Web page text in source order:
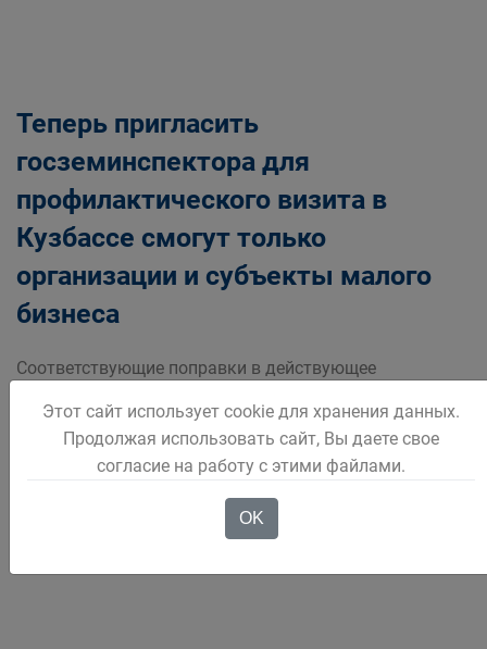
Теперь пригласить
госземинспектора для
профилактического визита в
Кузбассе смогут только
организации и субъекты малого
бизнеса
Соответствующие поправки в действующее
Профилактические визиты государственных
инспекторов по использованию и охране земель
Управление Росреестра по
Этот сайт использует cookie для хранения данных.
Продолжая использовать сайт, Вы даете свое
согласие на работу с этими файлами.
OK